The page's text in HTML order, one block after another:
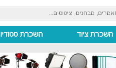
השכרת ציוד השכרת סטודיו